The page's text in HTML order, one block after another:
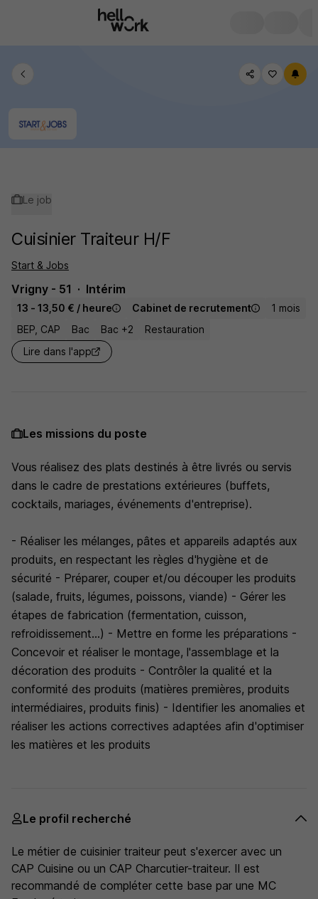
Le job
Cuisinier Traiteur H/F
Start & Jobs
Vrigny - 51 Intérim
13 - 13,50 € / heure Cabinet de recrutement
1 mois
BEP, CAP
Bac Bac +2
Restauration
Lire dans l'app
Les missions du poste
Vous réalisez des plats destinés à être livrés ou servis
dans le cadre de prestations extérieures (buffets,
cocktails, mariages, événements d'entreprise).
- Réaliser les mélanges, pâtes et appareils adaptés aux
produits, en respectant les règles d'hygiène et de
sécurité - Préparer, couper et/ou découper les produits
(salade, fruits, légumes, poissons, viande) - Gérer les
étapes de fabrication (fermentation, cuisson,
refroidissement...) - Mettre en forme les préparations -
Concevoir et réaliser le montage, l'assemblage et la
décoration des produits - Contrôler la qualité et la
conformité des produits (matières premières, produits
intermédiaires, produits finis) - Identifier les anomalies et
réaliser les actions correctives adaptées afin d'optimiser
les matières et les produits
Le profil recherché
Le métier de cuisinier traiteur peut s'exercer avec un
CAP Cuisine ou un CAP Charcutier-traiteur. Il est
recommandé de compléter cette base par une MC